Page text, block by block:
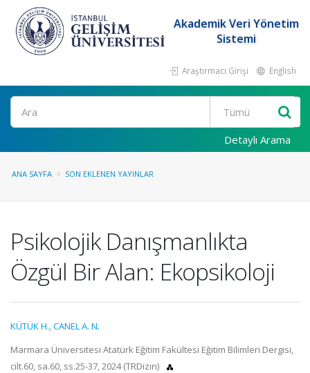
Akademik Veri Yönetim
Sistemi
Araştırmacı Girişi English
Ara
Detaylı Arama
ANA SAYFA SON EKLENEN YAYINLAR
Psikolojik Danışmanlıkta
Özgül Bir Alan: Ekopsikoloji
KÜTÜK H.,CANEL A. N.
Marmara Üniversitesi Atatürk Eğitim Fakültesi Eğitim Bilimleri Dergisi,
cilt.60, sa.60, ss.25-37, 2024 (TRDizin)